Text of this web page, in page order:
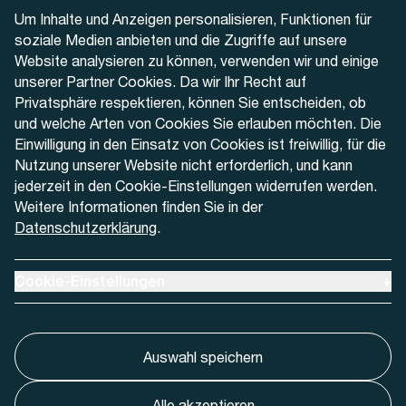
Um Inhalte und Anzeigen personalisieren, Funktionen für
soziale Medien anbieten und die Zugriffe auf unsere
Website analysieren zu können, verwenden wir und einige
unserer Partner Cookies. Da wir Ihr Recht auf
Privatsphäre respektieren, können Sie entscheiden, ob
und welche Arten von Cookies Sie erlauben möchten. Die
Einwilligung in den Einsatz von Cookies ist freiwillig, für die
Nutzung unserer Website nicht erforderlich, und kann
jederzeit in den Cookie-Einstellungen widerrufen werden.
Weitere Informationen finden Sie in der
Datenschutzerklärung.
Auswahl speichern
+41 32 622 37 22
Kontaktformular
Aktuell
Medien